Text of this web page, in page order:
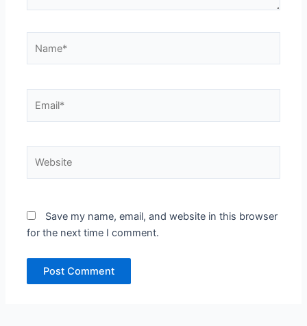
Save my name, email, and website in this browser
for the next time I comment.